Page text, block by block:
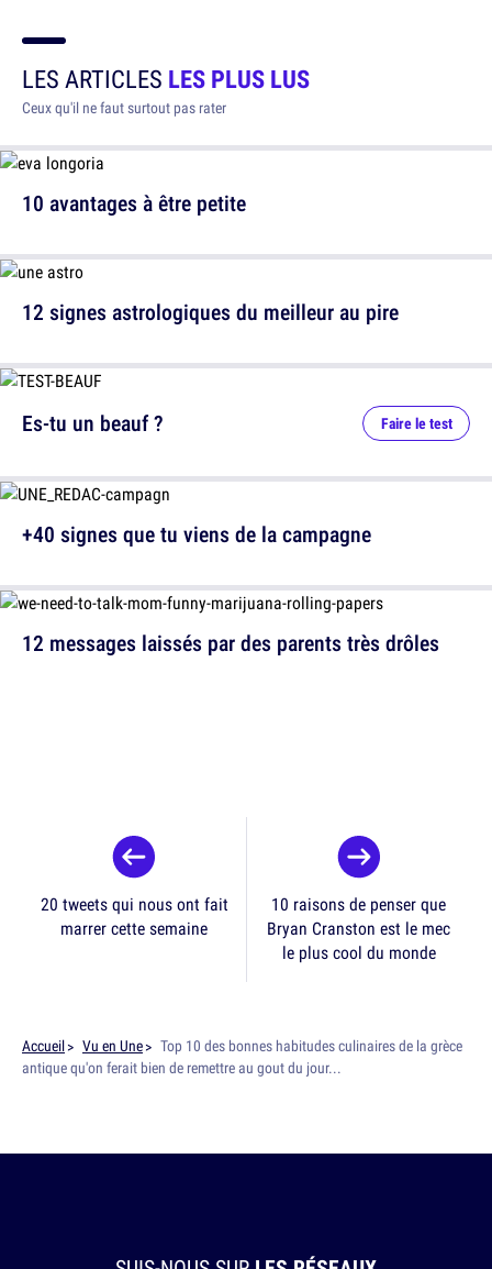
LES ARTICLES LES PLUS LUS
Ceux qu'il ne faut surtout pas rater
10 avantages à être petite
12 signes astrologiques du meilleur au pire
12 messages laissés par des parents très drôles
Es-tu un beauf ? Faire le test
+40 signes que tu viens de la campagne
20 tweets qui nous ont fait
marrer cette semaine
10 raisons de penser que
Bryan Cranston est le mec
le plus cool du monde
Accueil Vu en Une
Top 10 des bonnes habitudes culinaires de la grèce
antique qu'on ferait bien de remettre au gout du jour...